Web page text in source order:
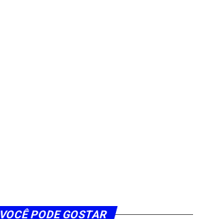
VOCÊ PODE GOSTAR